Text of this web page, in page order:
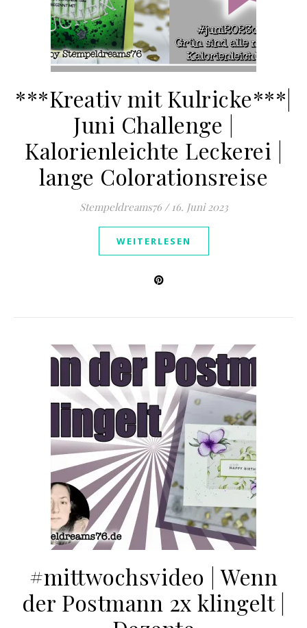
***Kreativ mit Kulricke***|
Juni Challenge |
Kalorienleichte Leckerei |
lange Colorationsreise
Stempeldreams76 / 16. Juni 2023
WEITERLESEN
#mittwochsvideo | Wenn
der Postmann 2x klingelt |